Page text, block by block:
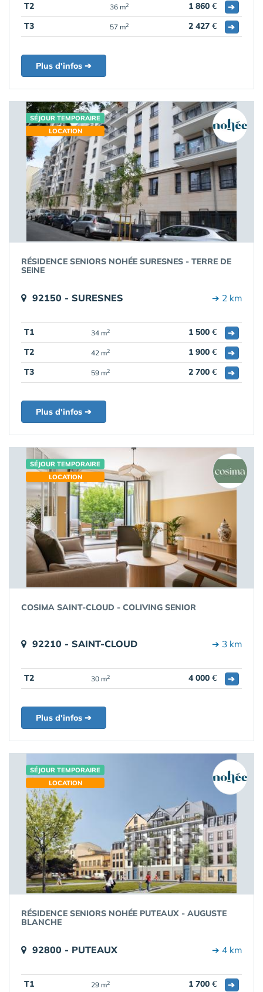
T2
36 m2 1 860 €
➔
T3
57 m2 2 427 € ➔
Plus d'infos ➔
SÉJOUR TEMPORAIRE
LOCATION
RÉSIDENCE SENIORS NOHÉE SURESNES - TERRE DE
SEINE
92150 - SURESNES ➔ 2 km
T1 34 m2 1 500 €
➔
T2
42 m2 1 900 €
➔
T3
59 m2 2 700 € ➔
Plus d'infos ➔
SÉJOUR TEMPORAIRE
LOCATION
COSIMA SAINT-CLOUD - COLIVING SENIOR
92210 - SAINT-CLOUD ➔ 3 km
T2 30 m2 4 000 € ➔
Plus d'infos ➔
SÉJOUR TEMPORAIRE
LOCATION
RÉSIDENCE SENIORS NOHÉE PUTEAUX - AUGUSTE
BLANCHE
92800 - PUTEAUX ➔ 4 km
T1 29 m2 1 700 € ➔